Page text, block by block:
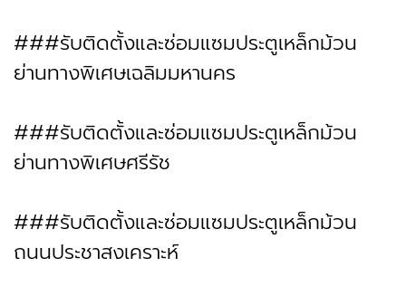
###รับติดตั้งและซ่อมแซมประตูเหล็กม้วน
ย่านทางพิเศษเฉลิมมหานคร
###รับติดตั้งและซ่อมแซมประตูเหล็กม้วน
ย่านทางพิเศษศรีรัช
###รับติดตั้งและซ่อมแซมประตูเหล็กม้วน
ถนนประชาสงเคราะห์